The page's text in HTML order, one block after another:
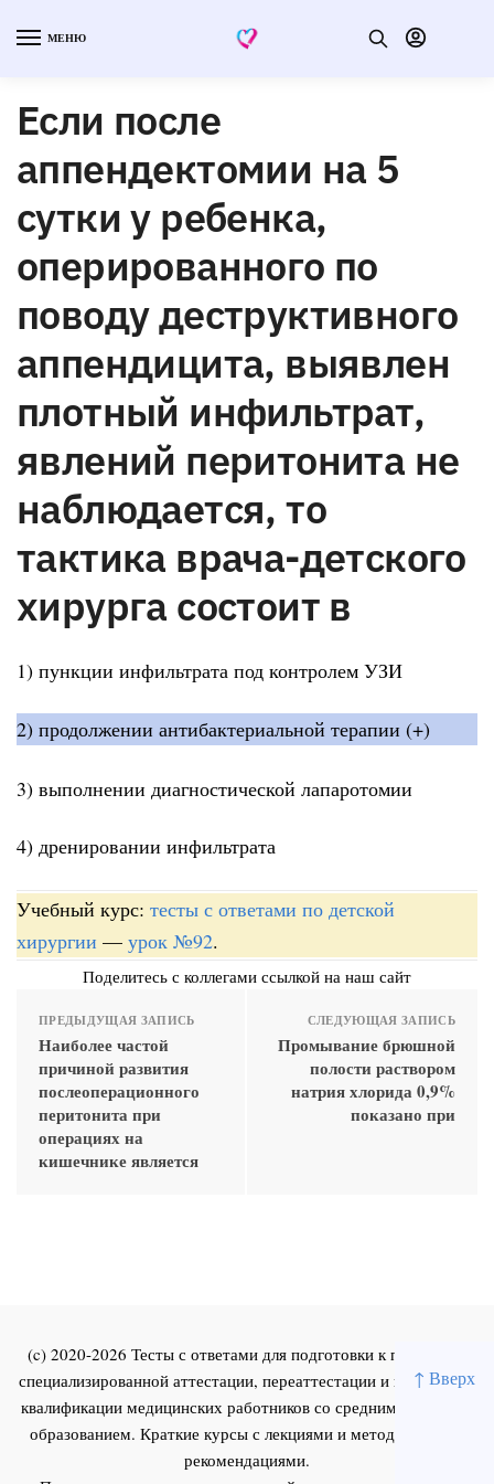
↑ Вверх
МЕНЮ
Если после
аппендектомии на 5
сутки у ребенка,
оперированного по
поводу деструктивного
аппендицита, выявлен
плотный инфильтрат,
явлений перитонита не
наблюдается, то
тактика врача-детского
хирурга состоит в
1) пункции инфильтрата под контролем УЗИ
2) продолжении антибактериальной терапии (+)
3) выполнении диагностической лапаротомии
4) дренировании инфильтрата
Учебный курс: тесты с ответами по детской
хирургии — урок №92.
Поделитесь с коллегами ссылкой на наш сайт
ПРЕДЫДУЩАЯ ЗАПИСЬ
Наиболее частой
причиной развития
послеоперационного
перитонита при
операциях на
кишечнике является
СЛЕДУЮЩАЯ ЗАПИСЬ
Промывание брюшной
полости раствором
натрия хлорида 0,9%
показано при
(c) 2020-2026 Тесты с ответами для подготовки к первичной
специализированной аттестации, переаттестации и повышения
квалификации медицинских работников со средним и высшим
образованием. Краткие курсы с лекциями и методическими
рекомендациями.